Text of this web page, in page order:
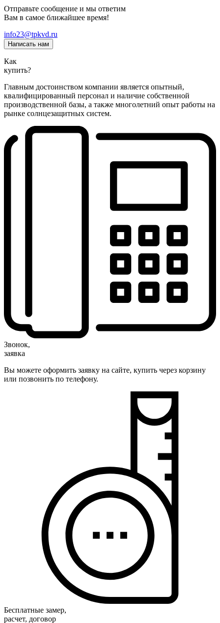
Отправьте сообщение и мы ответим
Вам в самое ближайшее время!
info23@tpkvd.ru
Написать нам
Как
купить?
Главным достоинством компании является опытный,
квалифицированный персонал и наличие собственной
производственной базы, а также многолетний опыт работы на
рынке солнцезащитных систем.
Звонок,
заявка
Вы можете оформить заявку на сайте, купить через корзину
или позвонить по телефону.
Бесплатные замер,
расчет, договор